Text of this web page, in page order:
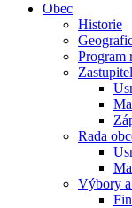
Obec
Historie
Program
Rada
Výbory